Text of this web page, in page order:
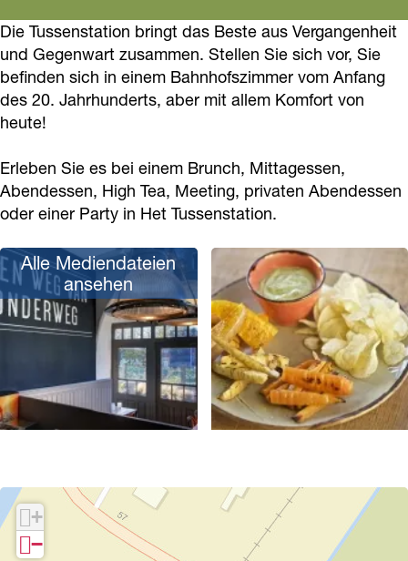
u
s
s
s
t
a
t
i
o
n
t
T
u
s
e
n
s
t
a
t
i
n
u
s
s
e
s
t
a
t
i
o
n
e
t
T
u
s
e
n
s
t
a
t
o
n
Die Tussenstation bringt das Beste aus Vergangenheit
und Gegenwart zusammen. Stellen Sie sich vor, Sie
befinden sich in einem Bahnhofszimmer vom Anfang
des 20. Jahrhunderts, aber mit allem Komfort von
heute!
Erleben Sie es bei einem Brunch, Mittagessen,
Abendessen, High Tea, Meeting, privaten Abendessen
oder einer Party in Het Tussenstation.
Alle Mediendateien
ansehen
+
−